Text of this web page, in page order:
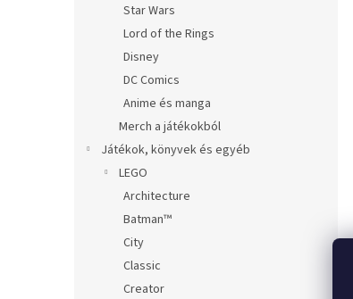
Star Wars
Lord of the Rings
Disney
DC Comics
Anime és manga
Merch a játékokból
Játékok, könyvek és egyéb
LEGO
Architecture
Batman™
City
Classic
Creator